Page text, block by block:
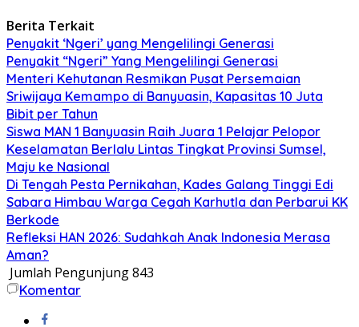
Berita Terkait
Penyakit ‘Ngeri’ yang Mengelilingi Generasi
Penyakit “Ngeri” Yang Mengelilingi Generasi
Menteri Kehutanan Resmikan Pusat Persemaian
Sriwijaya Kemampo di Banyuasin, Kapasitas 10 Juta
Bibit per Tahun
Siswa MAN 1 Banyuasin Raih Juara 1 Pelajar Pelopor
Keselamatan Berlalu Lintas Tingkat Provinsi Sumsel,
Maju ke Nasional
Di Tengah Pesta Pernikahan, Kades Galang Tinggi Edi
Sabara Himbau Warga Cegah Karhutla dan Perbarui KK
Berkode
Refleksi HAN 2026: Sudahkah Anak Indonesia Merasa
Aman?
Jumlah Pengunjung843
Komentar